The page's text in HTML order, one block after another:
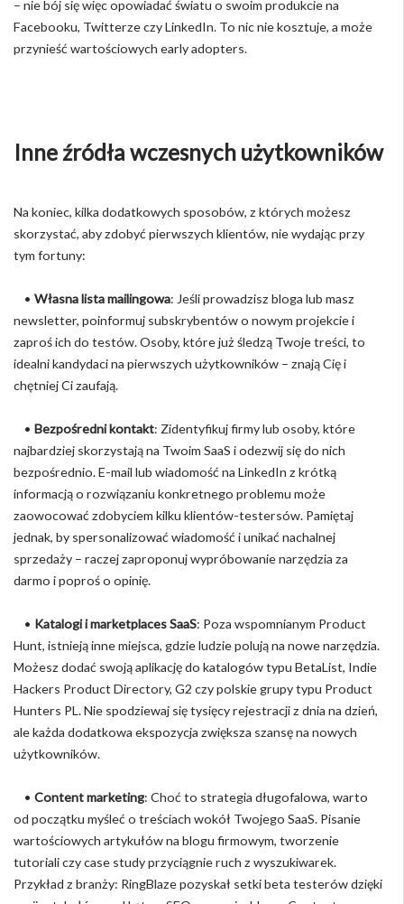
– nie bój się więc opowiadać światu o swoim produkcie na
Facebooku, Twitterze czy LinkedIn. To nic nie kosztuje, a może
przynieść wartościowych early adopters.
Inne źródła wczesnych użytkowników
Na koniec, kilka dodatkowych sposobów, z których możesz
skorzystać, aby zdobyć pierwszych klientów, nie wydając przy
tym fortuny:
• Własna lista mailingowa: Jeśli prowadzisz bloga lub masz
newsletter, poinformuj subskrybentów o nowym projekcie i
zaproś ich do testów. Osoby, które już śledzą Twoje treści, to
idealni kandydaci na pierwszych użytkowników – znają Cię i
chętniej Ci zaufają.
• Bezpośredni kontakt: Zidentyfikuj firmy lub osoby, które
najbardziej skorzystają na Twoim SaaS i odezwij się do nich
bezpośrednio. E-mail lub wiadomość na LinkedIn z krótką
informacją o rozwiązaniu konkretnego problemu może
zaowocować zdobyciem kilku klientów-testersów. Pamiętaj
jednak, by spersonalizować wiadomość i unikać nachalnej
sprzedaży – raczej zaproponuj wypróbowanie narzędzia za
darmo i poproś o opinię.
• Katalogi i marketplaces SaaS: Poza wspomnianym Product
Hunt, istnieją inne miejsca, gdzie ludzie polują na nowe narzędzia.
Możesz dodać swoją aplikację do katalogów typu BetaList, Indie
Hackers Product Directory, G2 czy polskie grupy typu Product
Hunters PL. Nie spodziewaj się tysięcy rejestracji z dnia na dzień,
ale każda dodatkowa ekspozycja zwiększa szansę na nowych
użytkowników.
• Content marketing: Choć to strategia długofalowa, warto
od początku myśleć o treściach wokół Twojego SaaS. Pisanie
wartościowych artykułów na blogu firmowym, tworzenie
tutoriali czy case study przyciągnie ruch z wyszukiwarek.
Przykład z branży: RingBlaze pozyskał setki beta testerów dzięki